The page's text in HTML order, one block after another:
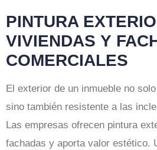
PINTURA
VIVIENDAS Y
COMERCIALES
El exterior de un inmueble no
sino también resistente a las
Las empresas ofrecen pintura
fachadas y aporta valor estético.